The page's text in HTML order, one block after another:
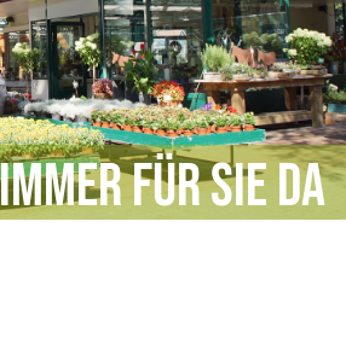
für Sie da